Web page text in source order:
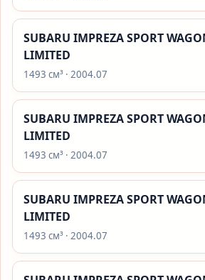
SUBARU IMPREZA SPORT
LIMITED
1493 см³ · 2004.07
SUBARU IMPREZA SPORT
LIMITED
1493 см³ · 2004.07
SUBARU IMPREZA SPORT
LIMITED
1493 см³ · 2004.07